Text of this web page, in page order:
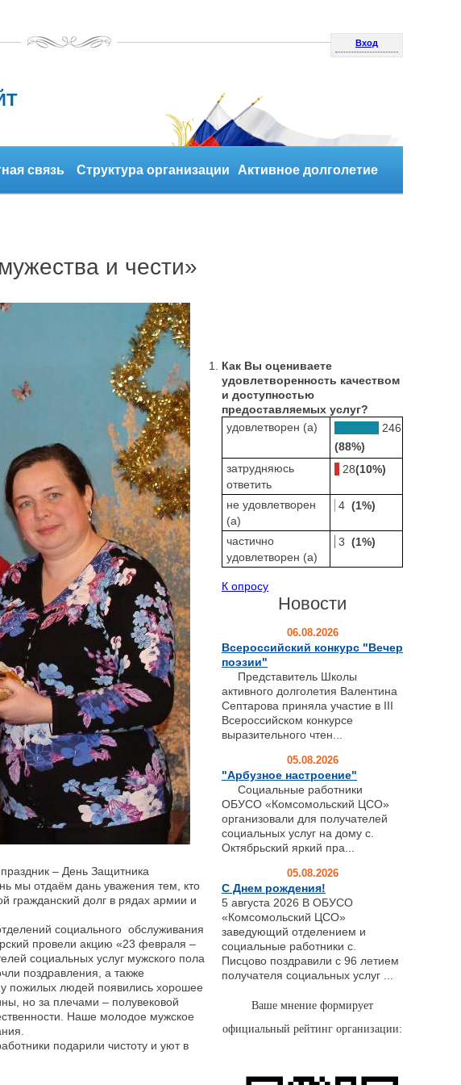
Вход
связь Структура организации Активное долголетие
и чести»
– День Защитника
мы отдаём дань уважения тем, кто
гражданский долг в рядах армии и
социального обслуживания
провели акцию «23 февраля –
социальных услуг мужского пола
поздравления, а также
пожилых людей появились хорошее
но за плечами – полувековой
Наше молодое мужское
подарили чистоту и уют в
Как Вы оцениваете
удовлетворенность качеством
и доступностью
предоставляемых услуг?
удовлетворен (а)
246
(88%)
затрудняюсь
ответить
28(10%)
не удовлетворен
(а)
4 (1%)
частично
удовлетворен (а)
3 (1%)
К опросу
Новости
06.08.2026
Всероссийский конкурс "Вечер
поэзии"
Представитель Школы
активного долголетия Валентина
Септарова приняла участие в III
Всероссийском конкурсе
выразительного чтен...
05.08.2026
"Арбузное настроение"
Социальные работники
ОБУСО «Комсомольский ЦСО»
организовали для получателей
социальных услуг на дому с.
Октябрьский яркий пра...
05.08.2026
С Днем рождения!
5 августа 2026 В ОБУСО
«Комсомольский ЦСО»
заведующий отделением и
социальные работники с.
Писцово поздравили с 96 летием
получателя социальных услуг ...
Ваше мнение формирует
официальный рейтинг организации: